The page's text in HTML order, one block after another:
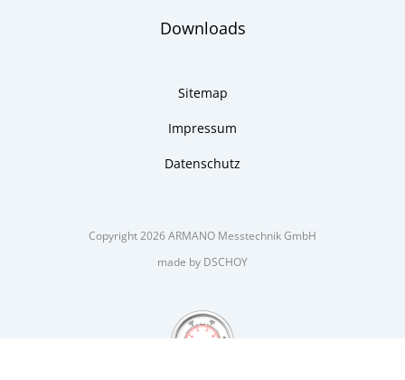
Downloads
Sitemap
Impressum
Datenschutz
Copyright 2026 ARMANO Messtechnik GmbH
made by DSCHOY